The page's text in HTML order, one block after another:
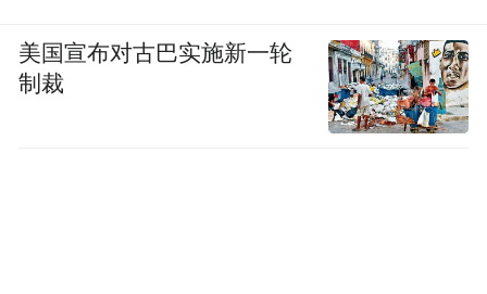
美国宣布对古巴实施新一轮
制裁